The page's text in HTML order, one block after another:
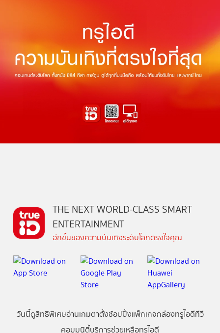
THE NEXT WORLD-CLASS SMART
ENTERTAINMENT
อีกขั้นของความบันเทิงระดับโลกตรงใจคุณ
วันนี้ดูสิทธิพิเศษอ่านเกมตาตั้งช้อปปิ้งแพ็กเกจกล่องทรูไอดีทีวี
คอมมูนิตี้บริการช่วยเหลือทรูไอดี